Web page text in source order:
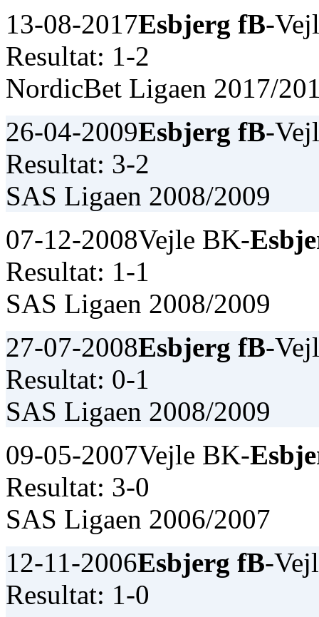
13-08-2017Esbjerg fB-
Resultat: 1-2
NordicBet Ligaen 2017/
26-04-2009Esbjerg fB-
Resultat: 3-2
SAS Ligaen 2008/2009
07-12-2008Vejle BK-
Resultat: 1-1
SAS Ligaen 2008/2009
27-07-2008Esbjerg fB-
Resultat: 0-1
SAS Ligaen 2008/2009
09-05-2007Vejle BK-
Resultat: 3-0
SAS Ligaen 2006/2007
12-11-2006Esbjerg fB-
Resultat: 1-0